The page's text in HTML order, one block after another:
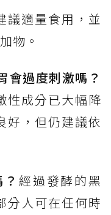
議適量食用，並
物。
會過度刺激嗎？
性成分已大幅降
好，但仍建議依
經過發酵的黑
分人可在任何時